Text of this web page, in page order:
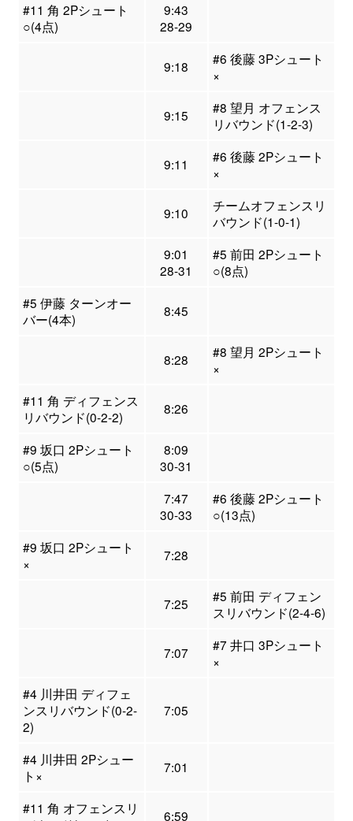
#11 角 2Pシュート
○(4点)
9:43
28-29
9:18
#6 後藤 3Pシュート
×
9:15
#8 望月 オフェンス
リバウンド(1-2-3)
9:11
#6 後藤 2Pシュート
×
9:10
チームオフェンスリ
バウンド(1-0-1)
9:01
28-31
#5 前田 2Pシュート
○(8点)
#5 伊藤 ターンオー
バー(4本)
8:45
8:28
#8 望月 2Pシュート
×
#11 角 ディフェンス
リバウンド(0-2-2)
8:26
#9 坂口 2Pシュート
○(5点)
8:09
30-31
7:47
30-33
#6 後藤 2Pシュート
○(13点)
#9 坂口 2Pシュート
×
7:28
7:25
#5 前田 ディフェン
スリバウンド(2-4-6)
7:07
#7 井口 3Pシュート
×
#4 川井田 ディフェ
ンスリバウンド(0-2-
2)
7:05
#4 川井田 2Pシュー
ト×
7:01
#11 角 オフェンスリ
6:59